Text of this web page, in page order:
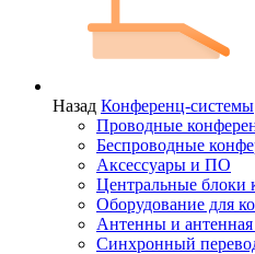
Назад Конференц-системы
Проводные
Беспроводные
Аксессуары и ПО
Центральные блоки
Оборудование для
Антенны и
Синхронный